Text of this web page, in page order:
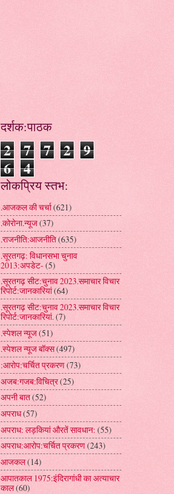
दर्शक:पाठक
2 7 7 2 9
6 4
लोकप्रिय स्तभ:
.आजकल की चर्चा(621)
.कोरोना.न्यूज(37)
.राजनीति:आजनीति(635)
.सूरतगढ़: विधानसभा चुनाव
2013:अपडेट- (5)
.सूरतगढ़ सीट:चुनाव 2023.समाचार विचार
रिपोर्ट:जानकारियां(64)
.सूरतगढ़ सीट:चुनाव 2023.समाचार विचार
रिपोर्ट:जानकारियां.(7)
.स्पेशल न्यूज(51)
.स्पेशल न्यूज बॉक्स(497)
:आरोप:चर्चित प्रकरण(73)
अजब:गजब:विचित्र(25)
अपनी बात(52)
अपराध(57)
अपराध: लड़कियां औरतें सावधान: (55)
अपराध:आरोप:चर्चित प्रकरण(243)
आजकल(14)
आपातकाल 1975:इंदिरागांधी का अत्याचार
काल(60)